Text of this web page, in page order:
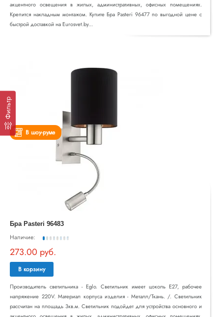
Фильтр
акцентного освещения в жилых, административных, офисных помещениях.
Крепится накладным монтажом. Купите Бра Pasteri 96477 по выгодной цене с
быстрой доставкой на Eurosvet.by...
В шоу-руме
Бра Pasteri 96483
Наличие:
273.00 руб.
В корзину
Производитель светильника - Eglo. Светильник имеет цоколь E27, рабочее
напряжение 220V. Материал корпуса изделия - Металл/Ткань. /. Светильник
рассчитан на площадь 3кв.м. Светильник подойдет для устройства основного и